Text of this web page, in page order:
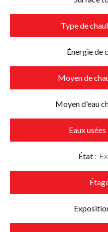
Type de
Énergie de
Moyen de
Moyen d'eau
Eaux usées
État